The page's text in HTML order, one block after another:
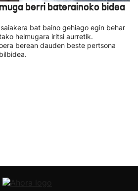
berri baterainoko bidea
bat baino gehiago egin behar
helmugara iritsi aurretik.
berean dauden beste pertsona